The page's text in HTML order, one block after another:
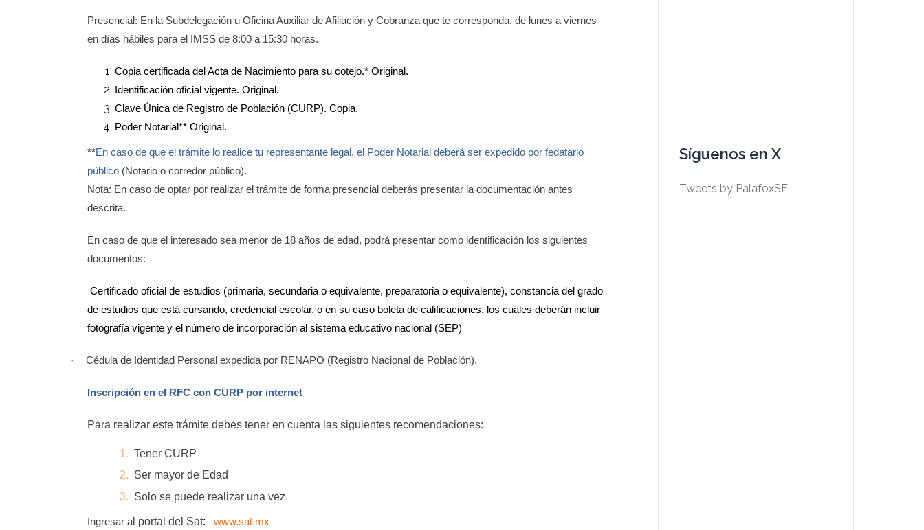
Presencial: En la Subdelegación u Oficina Auxiliar de Afiliación y Cobranza que te corresponda, de lunes a viernes
en días hábiles para el IMSS de 8:00 a 15:30 horas.
Copia certificada del Acta de Nacimiento para su cotejo.* Original.
Identificación oficial vigente. Original.
Clave Única de Registro de Población (CURP). Copia.
Poder Notarial** Original.
**En caso de que el trámite lo realice tu representante legal, el Poder Notarial deberá ser expedido por fedatario
público (Notario o corredor público).
Nota: En caso de optar por realizar el trámite de forma presencial deberás presentar la documentación antes
descrita.
En caso de que el interesado sea menor de 18 años de edad, podrá presentar como identificación los siguientes
documentos:
Certificado oficial de estudios (primaria, secundaria o equivalente, preparatoria o equivalente), constancia del grado
de estudios que está cursando, credencial escolar, o en su caso boleta de calificaciones, los cuales deberán incluir
fotografía vigente y el número de incorporación al sistema educativo nacional (SEP)
· Cédula de Identidad Personal expedida por RENAPO (Registro Nacional de Población).
Inscripción en el RFC con CURP por internet
Para realizar este trámite debes tener en cuenta las siguientes recomendaciones:
1. Tener CURP
2. Ser mayor de Edad
3. Solo se puede realizar una vez
Ingresar a l portal del Sat: www.sat.mx
Síguenos en X
Tweets by PalafoxSF